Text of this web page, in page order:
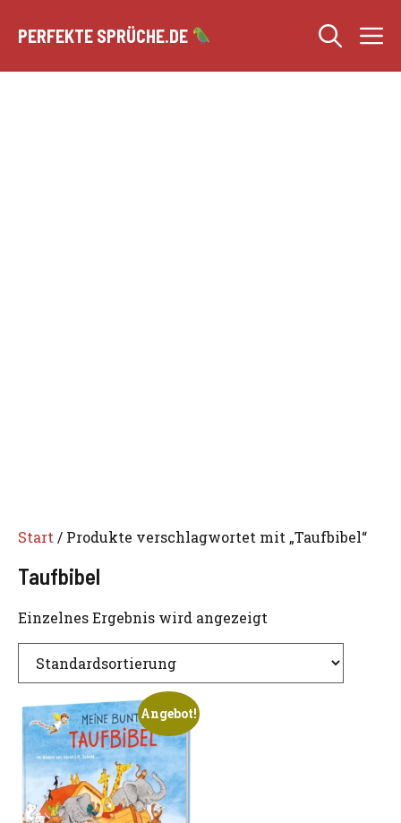
Inhalt
PERFEKTE SPRÜCHE.DE
Start / Produkte verschlagwortet mit „Taufbibel“
Taufbibel
Einzelnes Ergebnis wird angezeigt
Angebot!